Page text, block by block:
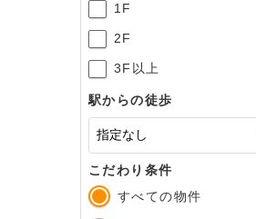
1F
2F
3F以上
駅からの徒歩
こだわり条件
すべての物件